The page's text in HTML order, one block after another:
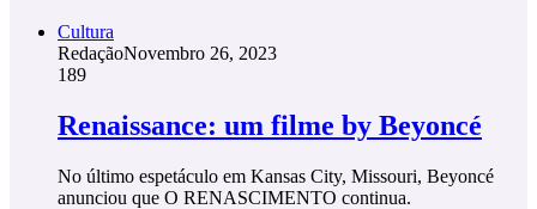
Cultura
RedaçãoNovembro 26, 2023
189
Renaissance: um filme by Beyoncé
No último espetáculo em Kansas City, Missouri, Beyoncé
anunciou que O RENASCIMENTO continua.